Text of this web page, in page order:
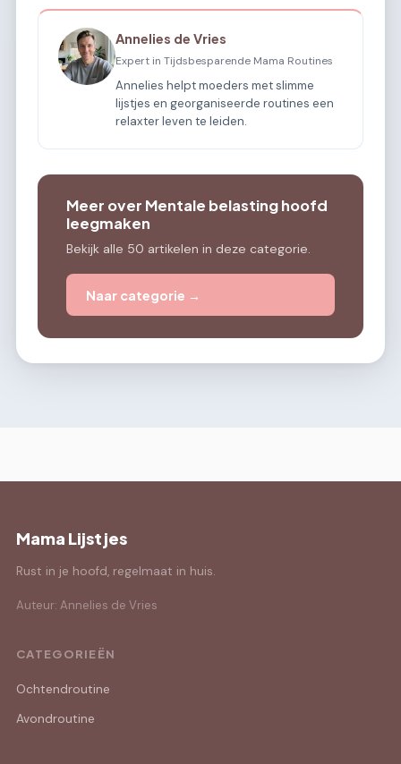
Annelies de Vries
Expert in Tijdsbesparende Mama Routines
Annelies helpt moeders met slimme
lijstjes en georganiseerde routines een
relaxter leven te leiden.
Meer over Mentale belasting hoofd
leegmaken
Bekijk alle 50 artikelen in deze categorie.
Naar categorie →
Mama Lijstjes
Rust in je hoofd, regelmaat in huis.
Auteur: Annelies de Vries
CATEGORIEËN
Ochtendroutine
Avondroutine